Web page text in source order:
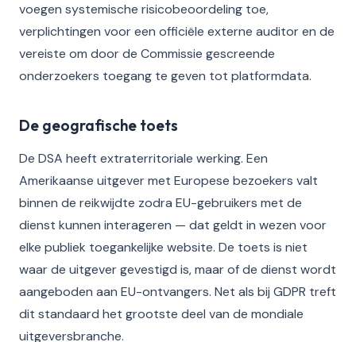
voegen systemische risicobeoordeling toe,
verplichtingen voor een officiële externe auditor en de
vereiste om door de Commissie gescreende
onderzoekers toegang te geven tot platformdata.
De geografische toets
De DSA heeft extraterritoriale werking. Een
Amerikaanse uitgever met Europese bezoekers valt
binnen de reikwijdte zodra EU-gebruikers met de
dienst kunnen interageren — dat geldt in wezen voor
elke publiek toegankelijke website. De toets is niet
waar de uitgever gevestigd is, maar of de dienst wordt
aangeboden aan EU-ontvangers. Net als bij GDPR treft
dit standaard het grootste deel van de mondiale
uitgeversbranche.